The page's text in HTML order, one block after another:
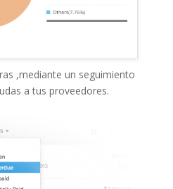
,mediante un seguimiento
a tus proveedores.